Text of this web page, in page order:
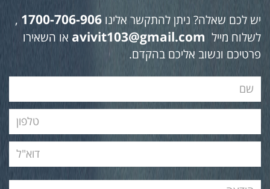
יש לכם שאלה? ניתן להתקשר אלינו 1700-706-906
,
לשלוח מייל avivit103@gmail.com או השאירו
פרטיכם ונשוב אליכם בהקדם.